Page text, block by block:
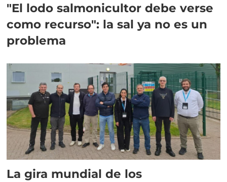
"El lodo salmonicultor debe verse
como recurso": la sal ya no es un
problema
La gira mundial de los